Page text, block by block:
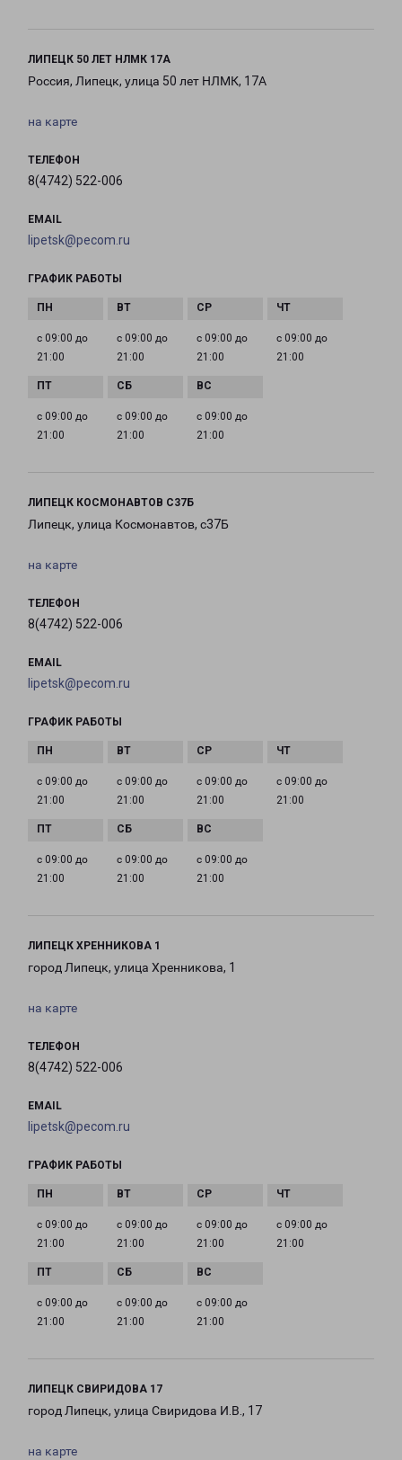
ЛИПЕЦК 50 ЛЕТ НЛМК 17А
Россия, Липецк, улица 50 лет НЛМК, 17А
на карте
ТЕЛЕФОН
8(4742) 522-006
EMAIL
lipetsk@pecom.ru
ГРАФИК РАБОТЫ
с 09:00 до
21:00
с 09:00 до
21:00
с 09:00 до
21:00
с 09:00 до
21:00
с 09:00 до
21:00
с 09:00 до
21:00
с 09:00 до
21:00
ЛИПЕЦК КОСМОНАВТОВ С37Б
Липецк, улица Космонавтов, с37Б
на карте
ТЕЛЕФОН
8(4742) 522-006
EMAIL
lipetsk@pecom.ru
ГРАФИК РАБОТЫ
с 09:00 до
21:00
с 09:00 до
21:00
с 09:00 до
21:00
с 09:00 до
21:00
с 09:00 до
21:00
с 09:00 до
21:00
с 09:00 до
21:00
ЛИПЕЦК ХРЕННИКОВА 1
город Липецк, улица Хренникова, 1
на карте
ТЕЛЕФОН
8(4742) 522-006
EMAIL
lipetsk@pecom.ru
ГРАФИК РАБОТЫ
с 09:00 до
21:00
с 09:00 до
21:00
с 09:00 до
21:00
с 09:00 до
21:00
с 09:00 до
21:00
с 09:00 до
21:00
с 09:00 до
21:00
ЛИПЕЦК СВИРИДОВА 17
город Липецк, улица Свиридова И.В., 17
на карте